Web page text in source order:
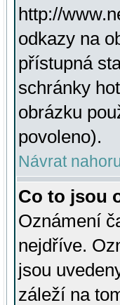
http://
odkazy na
přístupná
schránky
obrázku
povoleno).
Návrat
Co to jsou
Oznámení
nejdříve.
jsou
záleží na